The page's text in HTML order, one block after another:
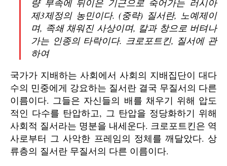
량 부족에 뒤이은 기근으로 죽어가는 러시아
제3제정의 농민이다. (중략) 질서란, 노예제이
며, 족쇄 채워진 사상이며, 칼과 창으로 버텨나
가는 인종의 타락이다. 크로포트킨, 질서에 관
하여
국가가 지배하는 사회에서 사회의 지배집단이 대다
수의 민중에게 강요하는 질서란 결국 무질서의 다른
이름이다. 그들은 자신들의 배를 채우기 위해 압도
적인 다수를 탄압하고, 그 탄압을 정당화하기 위해
사회적 질서라는 명분을 내세운다. 크로포트킨은 역
사로부터 그 사악한 프레임의 정체를 깨달았다. 상
류층의 질서란 무질서의 다른 이름이다.